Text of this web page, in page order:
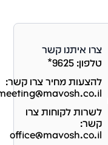
איתנו קשר
9625*
מחיר צרו קשר:
לקוחות צרו